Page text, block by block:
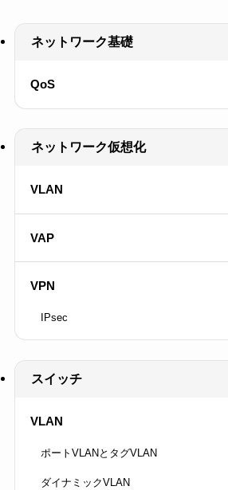
ネットワーク基礎
QoS
ネットワーク仮想化
VLAN
VAP
VPN
IPsec
スイッチ
VLAN
ポートVLANとタグVLAN
ダイナミックVLAN